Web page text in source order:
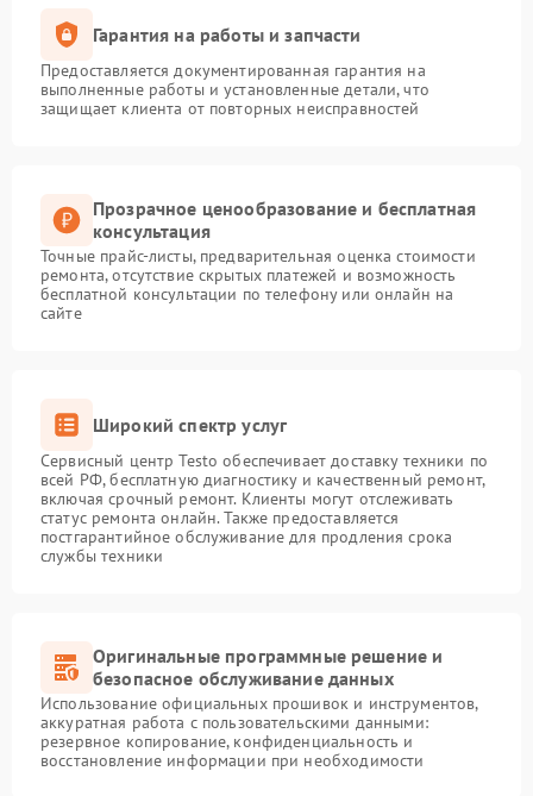
Гарантия на работы и запчасти
Предоставляется документированная гарантия на
выполненные работы и установленные детали, что
защищает клиента от повторных неисправностей
Прозрачное ценообразование и бесплатная
консультация
Точные прайс-листы, предварительная оценка стоимости
ремонта, отсутствие скрытых платежей и возможность
бесплатной консультации по телефону или онлайн на
сайте
Широкий спектр услуг
Сервисный центр Testo обеспечивает доставку техники по
всей РФ, бесплатную диагностику и качественный ремонт,
включая срочный ремонт. Клиенты могут отслеживать
статус ремонта онлайн. Также предоставляется
постгарантийное обслуживание для продления срока
службы техники
Оригинальные программные решение и
безопасное обслуживание данных
Использование официальных прошивок и инструментов,
аккуратная работа с пользовательскими данными:
резервное копирование, конфиденциальность и
восстановление информации при необходимости